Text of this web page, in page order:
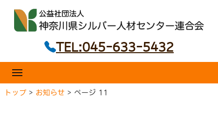
ス
TEL:045-633-5432
メ
ニ
ュ
トップ > お知らせ > ページ 11
ュ
ー